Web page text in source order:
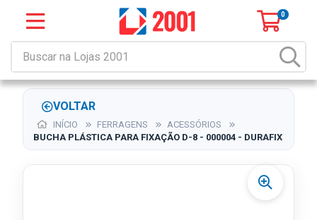
0
VOLTAR
INÍCIO FERRAGENS
ACESSÓRIOS
BUCHA PLÁSTICA PARA FIXAÇÃO D-8 - 000004 - DURAFIX